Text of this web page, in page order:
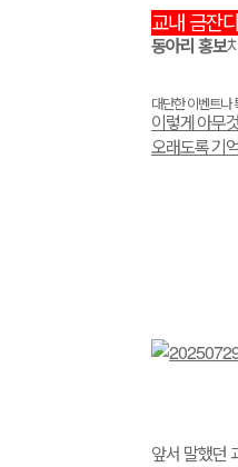
교내 금잔
동아리 홍보
대단한 이벤트나
이렇게 아무
오래도록기
앞서 말했던